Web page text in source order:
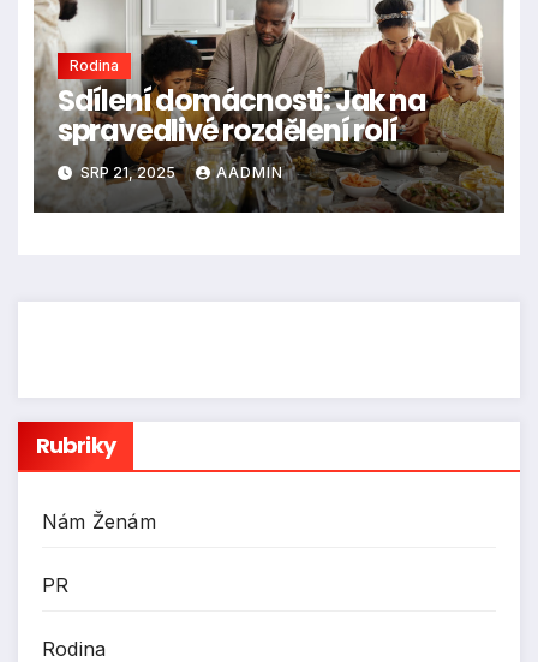
Rodina
Sdílení domácnosti: Jak na
spravedlivé rozdělení rolí
SRP 21, 2025 AADMIN
Rubriky
Nám Ženám
PR
Rodina